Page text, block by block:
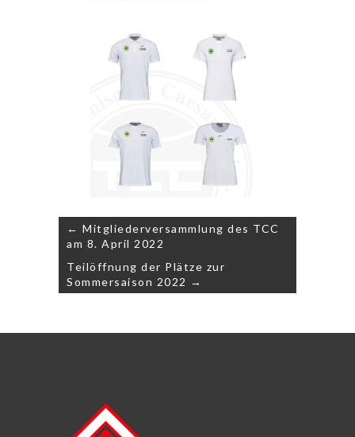
Beitragsnavigation
← Mitgliederversammlung des TCC
am 8. April 2022
Teilöffnung der Plätze zur
Sommersaison 2022 →